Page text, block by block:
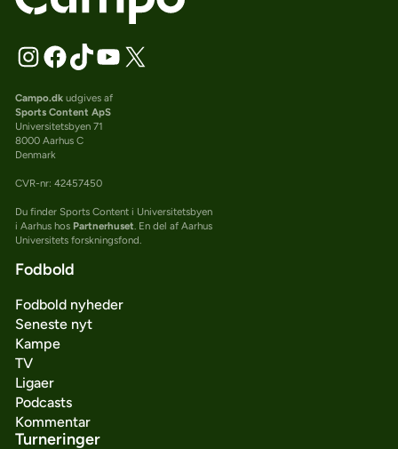
Campo.dkudgives af
Sports Content ApS
Universitetsbyen 71
8000 Aarhus C
Denmark
CVR-nr: 42457450
Du finder Sports Content i Universitetsbyen
i Aarhus hos Partnerhuset. En del af Aarhus
Universitets forskningsfond.
Fodbold
Fodbold nyheder
Seneste nyt
Kampe
TV
Ligaer
Podcasts
Kommentar
Turneringer